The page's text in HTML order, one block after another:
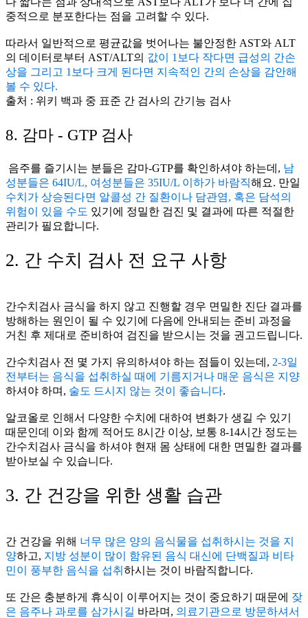
중적으로 분포한다는 점을 고려할 수 있다.
따라서 일반적으로 평균값을 벗어나는 불안정한 AST와 ALT
의 데이터로부터 AST/ALT의 값이 1보다 작다면 급성의 간손
상을 그리고 1보다 크게 된다면 지속적인 간의 손상을 감안해
볼 수 있다.
출처 : 위키 백과 중 표준 간 검사의 간기능 검사
8. 감마 - GTP 검사
음주를 즐기시는 분들은 감마-GTP를 확인하셔야 하는데, 남
성분들은 64IU/L, 여성분들은 35IU/L 이하가 바람직해요. 만일
수치가 상승된다면 알콜성 간 질환이나 담관염, 혹은 담석의
위험이 있을 수도 있기에 정밀한 검진 및 결과에 따른 적절한
관리가 필요합니다.
2. 간 수치 검사 전 요구 사항
간수치검사 금식을 하지 않고 진행할 경우 면밀한 진단 결과를
방해하는 원인이 될 수 있기에 다음에 안내되는 준비 과정을
거친 후 제대로 준비하여 검진을 받으시는 것을 권고드립니다.
간수치검사 전 몇 가지 유의하셔야 하는 점들이 있는데, 2-3일
전부터는 음식을 섭취하실 때에 기름지거나 매운 음식은 지양
하셔야 하며, 술도 드시지 않는 것이 좋습니다.
알코올로 인해서 다양한 수치에 대하여 변화가 생길 수 있기
때문인데 이와 함께 적어도 8시간 이상, 보통 8-14시간 정도는
간수치검사 금식을 하셔야 현재 몸 상태에 대한 면밀한 결과를
받아보실 수 있습니다.
3. 간 건강을 위한 생활 습관
간 건강을 위해 너무 많은 양의 음식물을 섭취하시는 것을 지
양하고, 지방 성분이 많이 함유된 음식 대신에 단백질과 비타
민이 풍부한 음식을 섭취 하시는 것이 바람직합니다.
또 간은 충분하게 휴식이 이루어지는 것이 중요하기 때문에 잦
은 음주나 과로를 삼가시길 바라며, 의료기관으로 방문하셔서